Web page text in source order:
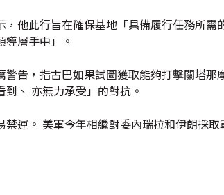
他此行旨在確保基地「具備履行任務所
層手中」。
告，指古巴如果試圖獲取能夠打擊關塔
、 亦無力承受」的對抗。
運。 美軍今年相繼對委內瑞拉和伊朗採